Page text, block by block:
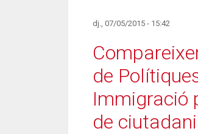
dj., 07/05/2015 - 15:42
de
Immigració
de